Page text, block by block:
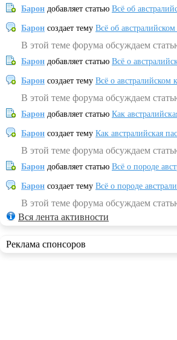
Барон добавляет статью Всё об
Барон создает тему Всё об австралийском
В этой теме форума обсуждаем
Барон добавляет статью Всё о
Барон создает тему Всё о австралийском
В этой теме форума обсуждаем
Барон добавляет статью Как
Барон создает тему Как австралийская
В этой теме форума обсуждаем
Барон добавляет статью Всё о породе
Барон создает тему Всё о породе
В этой теме форума обсуждаем
Вся лента активности
Реклама спонсоров